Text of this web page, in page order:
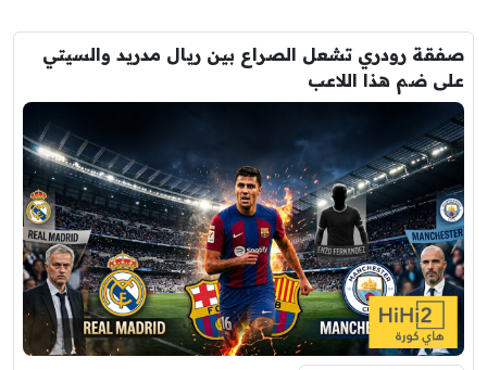
صفقة رودري تشعل الصراع بين ريال مدريد والسيتي
على ضم هذا اللاعب